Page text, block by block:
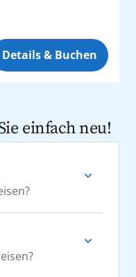
Details & Buchen
einfach neu!